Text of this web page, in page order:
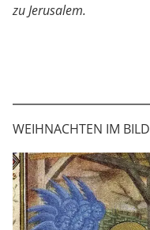
zu Jerusalem.
WEIHNACHTEN IM BILD